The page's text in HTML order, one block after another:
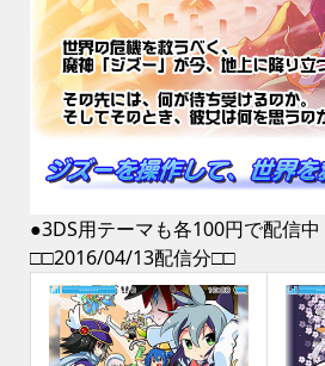
●3DS用テーマも各100円で配信
□□2016/04/13配信分□□